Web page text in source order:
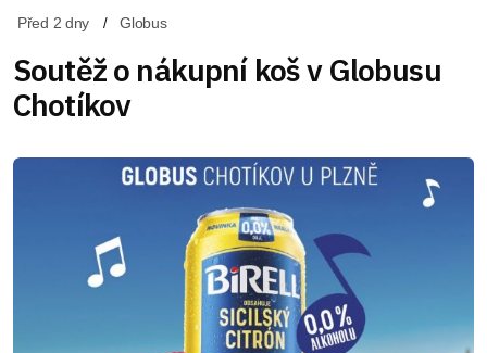
Před 2 dny Globus
Soutěž o nákupní koš v Globusu
Chotíkov